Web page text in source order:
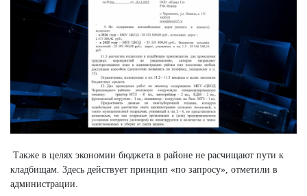
Также в целях экономии бюджета в районе не расчищают пути к
кладбищам. Здесь действует принцип «по запросу», отметили в
администрации.